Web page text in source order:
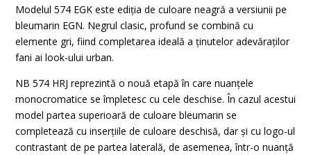
Modelul 574 EGK este ediția de culoare neagră a versiunii pe
bleumarin EGN. Negrul clasic, profund se combină cu
elemente gri, fiind completarea ideală a ținutelor adevăraților
fani ai look-ului urban.
NB 574 HRJ reprezintă o nouă etapă în care nuanțele
monocromatice se împletesc cu cele deschise. În cazul acestui
model partea superioară de culoare bleumarin se
completează cu inserțiile de culoare deschisă, dar și cu logo-ul
contrastant de pe partea laterală, de asemenea, într-o nuanță